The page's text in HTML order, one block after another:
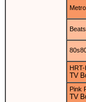
HRT-
TV
Pink
TV